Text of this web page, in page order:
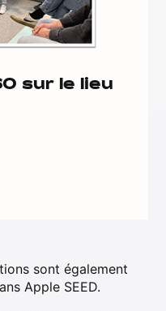
sur le lieu
sont également
Apple SEED.